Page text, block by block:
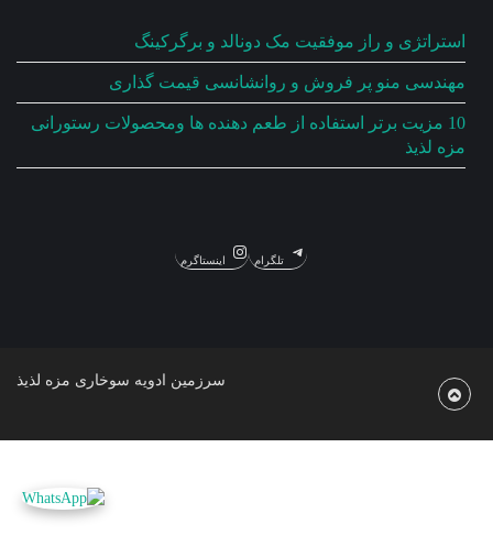
استراتژی و راز موفقیت مک دونالد و برگرکینگ
مهندسی منو پر فروش و روانشانسی قیمت گذاری
10 مزیت برتر استفاده از طعم دهنده ها ومحصولات رستورانی
مزه لذیذ
تلگرام اینستاگرم
سرزمین ادویه سوخاری مزه لذیذ